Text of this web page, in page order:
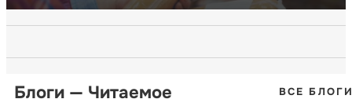
Блоги — Читаемое ВСЕ